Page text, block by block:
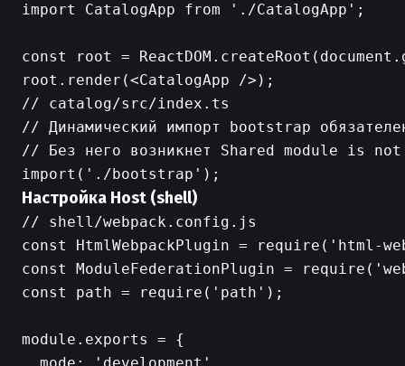
import CatalogApp from './CatalogApp';
const root =
// catalog/src/index.ts
// Динамический импорт bootstrap
// Без него возникнет Shared module is
Настройка Host (shell)
// shell/webpack.config.js
const HtmlWebpackPlugin = require('html-
const ModuleFederationPlugin =
const path = require('path');
module.exports = {